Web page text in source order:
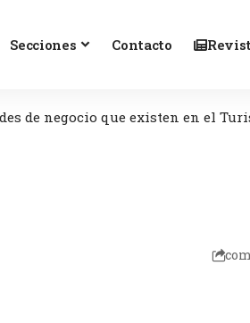
Secciones Contacto
de negocio que existen en el